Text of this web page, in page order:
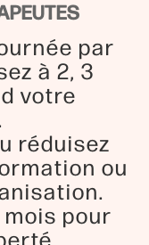
par
à 2, 3
votre
réduisez
ou
pour